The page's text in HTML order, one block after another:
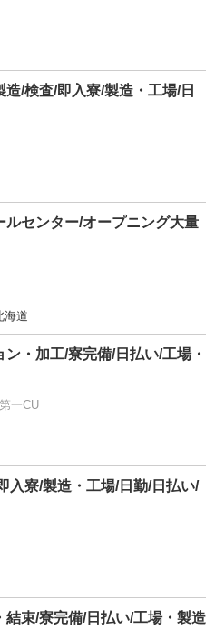
造/検査/即入寮/製造・工場/日
センター/オープニング大量
海道
・加工/寮完備/日払い/工場・
一CU
入寮/製造・工場/日勤/日払い/
束/寮完備/日払い/工場・製造